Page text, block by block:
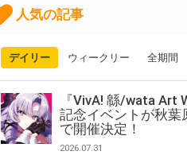
人気の記事
デイリー ウィークリー 全期間
『VivA! 緜/wata Art
記念イベントが秋葉
で開催決定！
2026.07.31